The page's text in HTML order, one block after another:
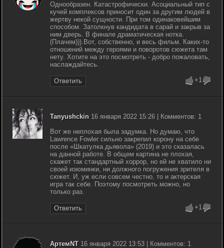
Однообразен. Катастрофически. Асоциальный тип с
кучей комплексов приносит один за другим людей в
жертву некой сущности. При том одинаковейшим
способом. Затолкнув кандидата в сарай и закрыв за
ним дверь. В финале драматическая нотка.
(Плачем))).Вот, собственно, и весь фильм. Каких-то
отношений между героями и поворотов сюжета там
нету. Хотите на это посмотреть - добро пожаловать,
наслаждайтесь.
Ответить +1
Tanyushckin 16 января 2022 15:26 | Комментов: 1
Вот же неплохая была задумка. Но думаю, что
Lawrence Fowler сильно закрепил корону на себе
после «Шкатулка дьявола» (2019) и это сказалась
на данной работе. В общем картина не плохая,
скажет так стандартный хоррор, но ей не хватило ни
своей изюминки, ни должного погружения зрителя в
сюжет. И, уж если совсем честно, то и актерская
игра так себе. Поэтому посмотреть можно, но
только раз.
Ответить +1
АртемNT16 января 2022 13:53 | Комментов: 1